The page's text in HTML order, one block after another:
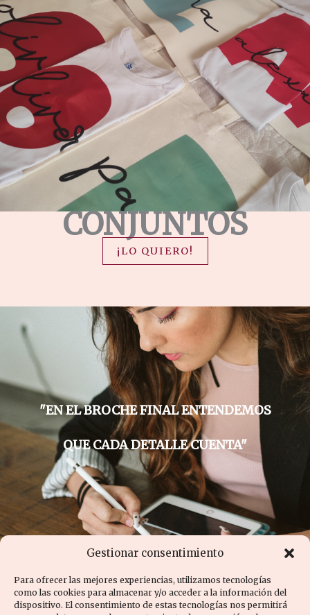
Gestionar consentimiento
Para ofrecer las mejores experiencias, utilizamos tecnologías
como las cookies para almacenar y/o acceder a la información del
dispositivo. El consentimiento de estas tecnologías nos permitirá
CONJUNTOS
¡LO QUIERO!
"EN EL BROCHE FINAL ENTENDEMOS
QUE CADA DETALLE CUENTA"